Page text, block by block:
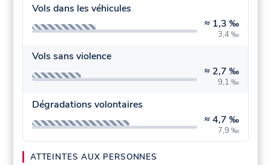
Vols dans les véhicules
≈ 1,3 ‰
3,4 ‰
Vols sans violence
≈ 2,7 ‰
9,1 ‰
Dégradations volontaires
≈4,7 ‰
7,9 ‰
ATTEINTES AUX PERSONNES